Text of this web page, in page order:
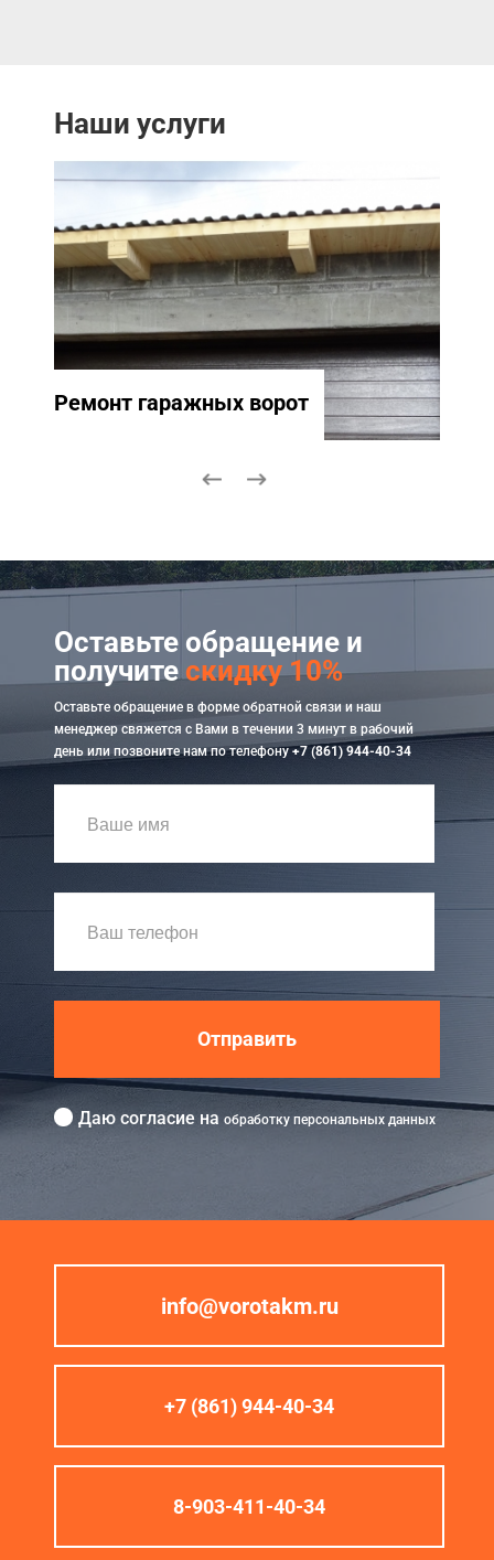
Наши услуги
Ремонт гаражных ворот
Оставьте обращение и
получитескидку 10%
Оставьте обращение в форме обратной связи и наш
менеджер свяжется с Вами в течении 3 минут в рабочий
день или позвоните нам по телефону+7 (861) 944-40-34
Отправить
Даю согласие на обработку персональных данных
info@vorotakm.ru
+7 (861) 944-40-34
8-903-411-40-34